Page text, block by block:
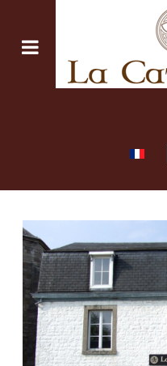
Selecteer uw taal